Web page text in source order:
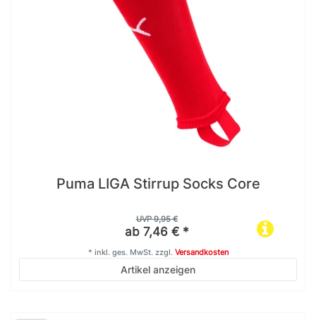
Puma LIGA Stirrup Socks Core
UVP 9,95 €
ab 7,46 € *
Artikel anzeigen
* inkl. ges. MwSt.zzgl. Versandkosten